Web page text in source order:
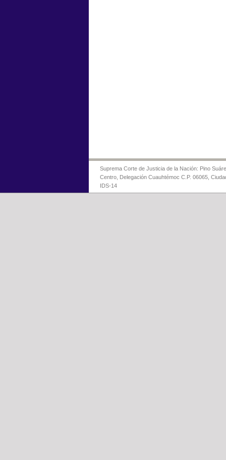
Suprema Corte de Justicia de la Nación: Pino
Centro, Delegación Cuauhtémoc C.P. 06065,
IDS-14